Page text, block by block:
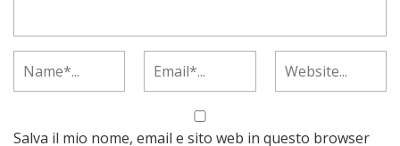
Salva il mio nome, email e sito web in questo browser